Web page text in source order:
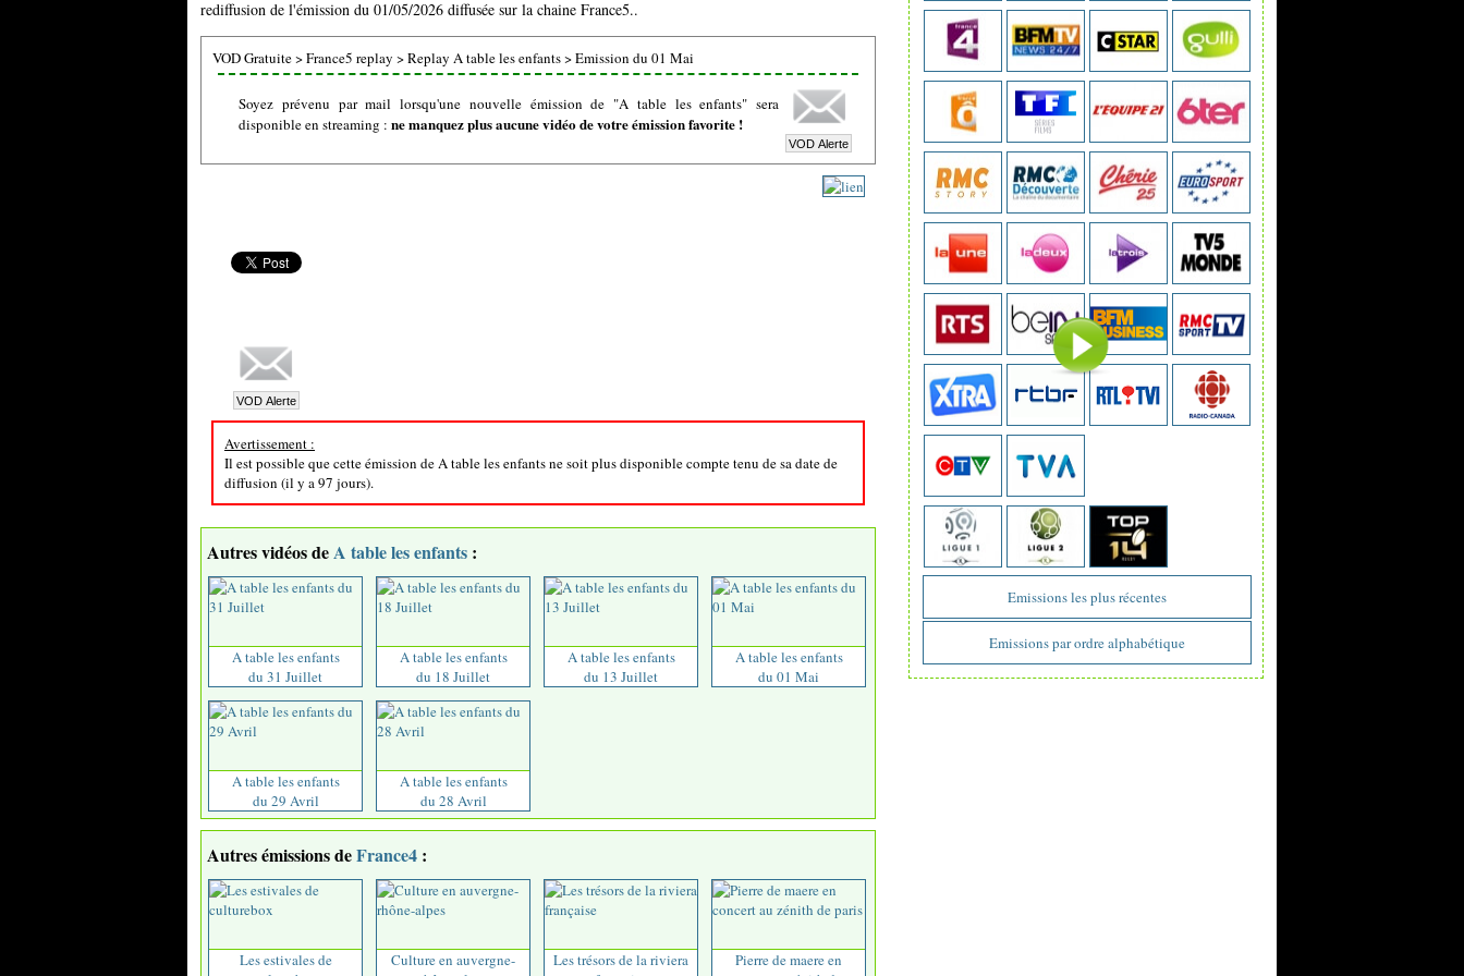
Emissions les plus récentes
Emissions par ordre alphabétique
rediffusion de l'émission du 01/05/2026 diffusée sur la chaine France5..
VOD Gratuite>France5 replay >Replay A table les enfants>Emission du 01 Mai
Soyez prévenu par mail lorsqu'une nouvelle émission de "A table les enfants" sera
disponible en streaming : ne manquez plus aucune vidéo de votre émission favorite !
Avertissement :
Il est possible que cette émission de A table les enfants ne soit plus disponible compte tenu de sa date de
diffusion (il y a 97 jours).
Autres vidéos deA table les enfants :
A table les enfants
du 31 Juillet
A table les enfants
du 18 Juillet
A table les enfants
du 13 Juillet
A table les enfants
du 01 Mai
A table les enfants
du 29 Avril
A table les enfants
du 28 Avril
Autres émissions deFrance4 :
Les estivales de
Culture en auvergne-
Les trésors de la riviera
Pierre de maere en